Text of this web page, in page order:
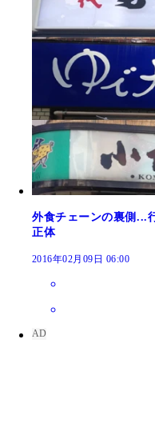
外食チェーンの裏側...
正体
2016年02月09日 06:00